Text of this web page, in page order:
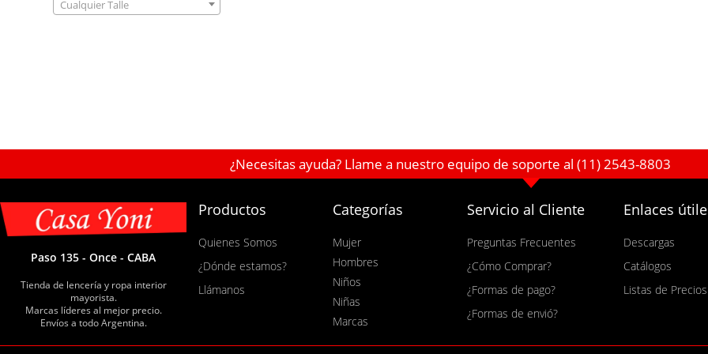
Cualquier Talle
¿Necesitas ayuda? Llame a nuestro equipo de soporte al (11) 2543-8803
Paso 135 - Once - CABA
Tienda de lencería y ropa interior
mayorista.
Marcas líderes al mejor precio.
Envíos a todo Argentina.
Productos
Quienes Somos
¿Dónde estamos?
Llámanos
Categorías
Mujer
Hombres
Niños
Niñas
Marcas
Servicio al Cliente
Preguntas Frecuentes
¿Cómo Comprar?
¿Formas de pago?
¿Formas de envió?
Enlaces
Descargas
Catálogos
Listas de Precios